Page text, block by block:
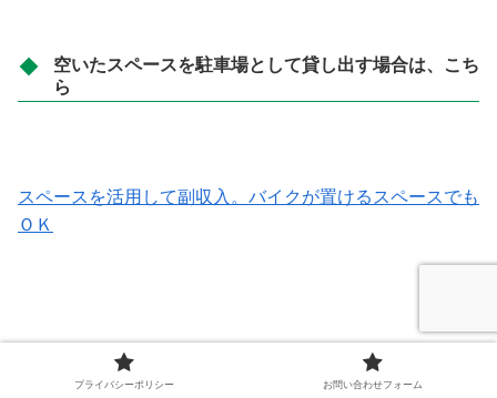
空いたスペースを駐車場として貸し出す場合は、こち
ら
スペースを活用して副収入。バイクが置けるスペースでも
ＯＫ
参考サイト
プライバシーポリシー お問い合わせフォーム